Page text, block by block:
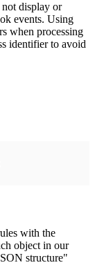
display or
events. Using
when processing
identifier to avoid
with the
object in our
structure"